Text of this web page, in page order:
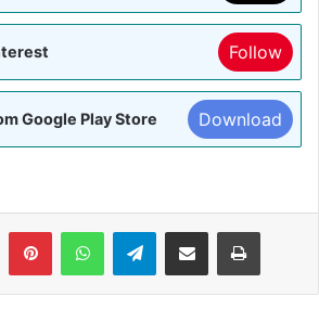
Follow
Google Play Store Download
LinkedInPinterestWhatsAppTelegramShare via Email Print